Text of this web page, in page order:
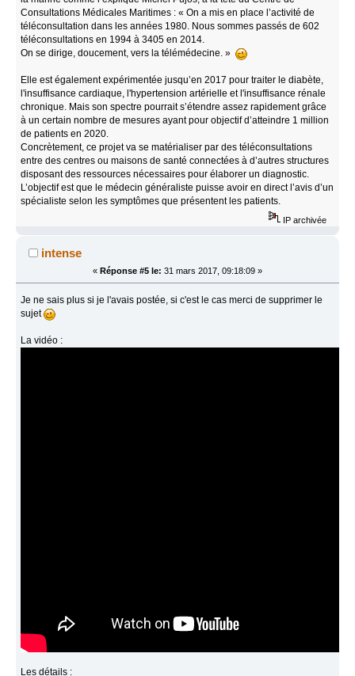
Consultations Médicales Maritimes : « On a mis en place l’activité de
téléconsultation dans les années 1980. Nous sommes passés de 602
téléconsultations en 1994 à 3405 en 2014.
On se dirige, doucement, vers la télémédecine. »
Elle est également expérimentée jusqu’en 2017 pour traiter le diabète,
l'insuffisance cardiaque, l'hypertension artérielle et l'insuffisance rénale
chronique. Mais son spectre pourrait s’étendre assez rapidement grâce
à un certain nombre de mesures ayant pour objectif d’atteindre 1 million
de patients en 2020.
Concrètement, ce projet va se matérialiser par des téléconsultations
entre des centres ou maisons de santé connectées à d’autres structures
disposant des ressources nécessaires pour élaborer un diagnostic.
L’objectif est que le médecin généraliste puisse avoir en direct l’avis d’un
spécialiste selon les symptômes que présentent les patients.
IP archivée
intense
« Réponse #5 le: 31 mars 2017, 09:18:09 »
Je ne sais plus si je l'avais postée, si c'est le cas merci de supprimer le
sujet
La vidéo :
Les détails :